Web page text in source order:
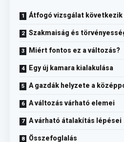
Átfogó vizsgálat következik
Szakmaiság és
Miért fontos ez a változás?
Egy új kamara kialakulása
A gazdák helyzete a
A változás várható elemei
A várható átalakítás lépései
Összefoglalás